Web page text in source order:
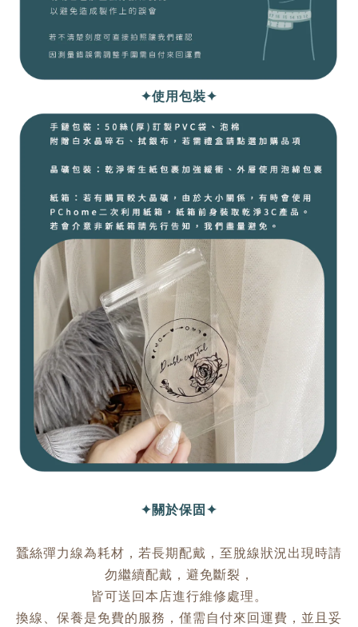
✦使用包裝✦
✦關於保固✦
蠶絲彈力線為耗材，若長期配戴，至脫線狀況出現時請
勿繼續配戴，避免斷裂，
皆可送回本店進行維修處理。
換線、保養是免費的服務，僅需自付來回運費，並且妥